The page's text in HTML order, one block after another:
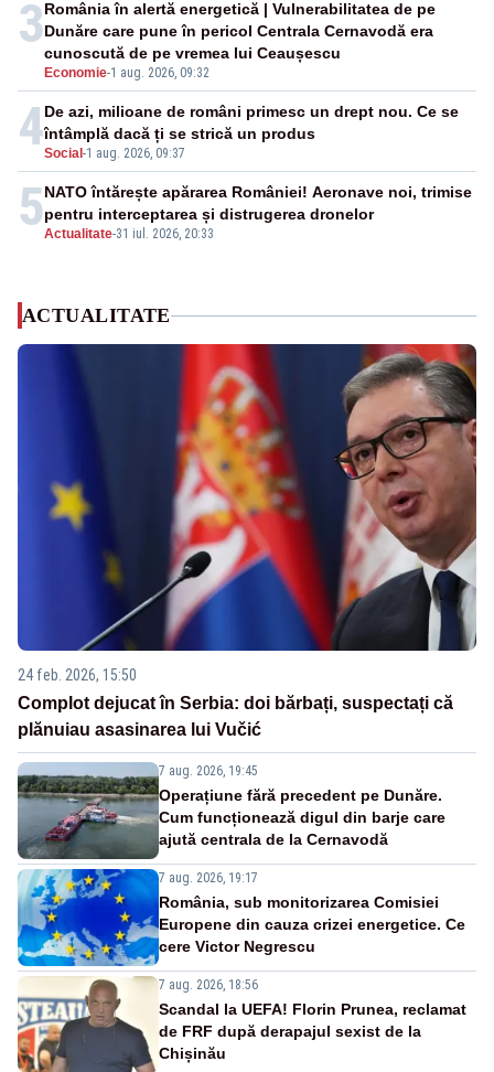
3
Economie-1 aug. 2026, 09:32
România în alertă energetică | Vulnerabilitatea de pe
Dunăre care pune în pericol Centrala Cernavodă era
cunoscută de pe vremea lui Ceaușescu
4Social -1 aug. 2026, 09:37
De azi, milioane de români primesc un drept nou. Ce se
întâmplă dacă ți se strică un produs
5Actualitate-31 iul. 2026, 20:33
NATO întărește apărarea României! Aeronave noi, trimise
pentru interceptarea și distrugerea dronelor
ACTUALITATE
24 feb. 2026, 15:50
Complot dejucat în Serbia: doi bărbați, suspectați că
plănuiau asasinarea lui Vučić
7 aug. 2026, 19:45
Operațiune fără precedent pe Dunăre.
Cum funcționează digul din barje care
ajută centrala de la Cernavodă
7 aug. 2026, 19:17
România, sub monitorizarea Comisiei
Europene din cauza crizei energetice. Ce
cere Victor Negrescu
7 aug. 2026, 18:56
Scandal la UEFA! Florin Prunea, reclamat
de FRF după derapajul sexist de la
Chișinău